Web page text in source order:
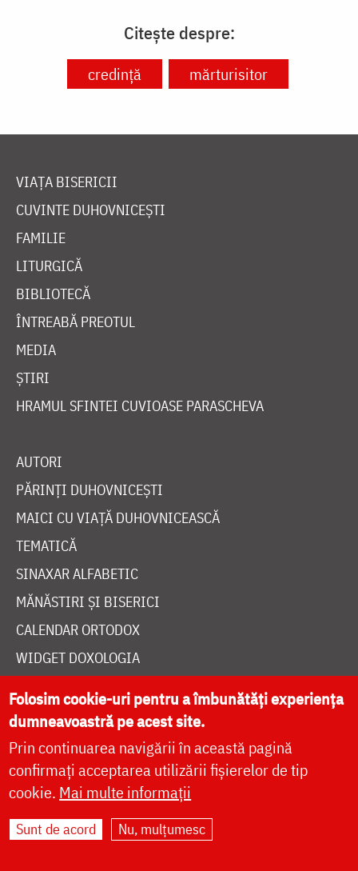
Citește despre:
credință mărturisitor
VIAȚA BISERICII
CUVINTE DUHOVNICEȘTI
FAMILIE
LITURGICĂ
BIBLIOTECĂ
ÎNTREABĂ PREOTUL
MEDIA
ȘTIRI
HRAMUL SFINTEI CUVIOASE PARASCHEVA
AUTORI
PĂRINȚI DUHOVNICEȘTI
MAICI CU VIAȚĂ DUHOVNICEASCĂ
TEMATICĂ
SINAXAR ALFABETIC
MĂNĂSTIRI ȘI BISERICI
CALENDAR ORTODOX
WIDGET DOXOLOGIA
DESPRE NOI
POLITICA DE COOKIES
Folosim cookie-uri pentru a îmbunătăți experiența
dumneavoastră pe acest site.
Prin continuarea navigării în această pagină
confirmați acceptarea utilizării fișierelor de tip
cookie. Mai multe informații
Sunt de acord Nu, mulțumesc